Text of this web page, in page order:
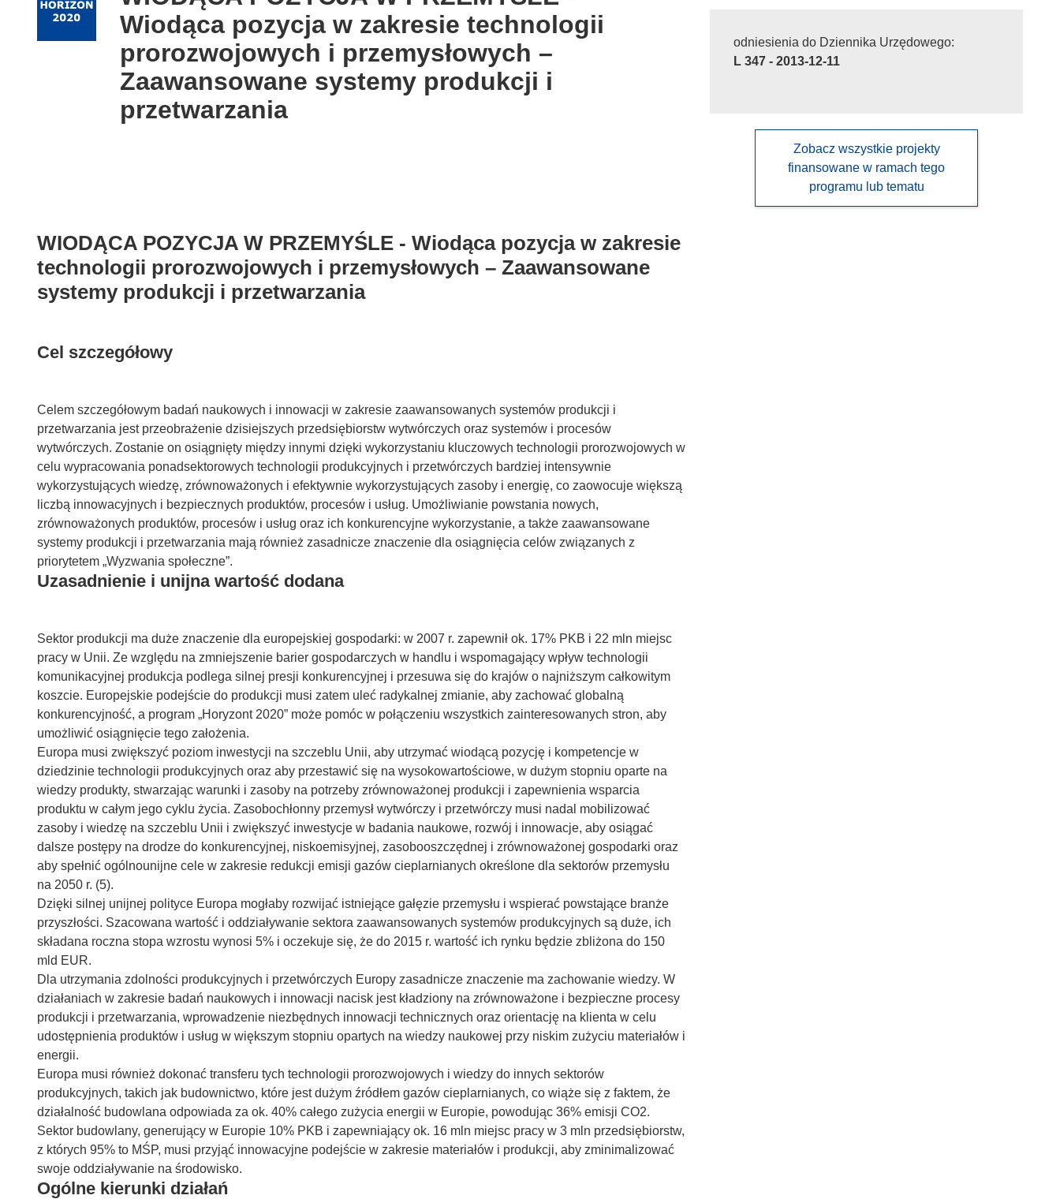
following
languages:
Wiodąca pozycja w zakresie technologii
prorozwojowych i przemysłowych –
Zaawansowane systemy produkcji i
przetwarzania
WIODĄCA POZYCJA W PRZEMYŚLE - Wiodąca pozycja w zakresie
technologii prorozwojowych i przemysłowych – Zaawansowane
systemy produkcji i przetwarzania
Cel szczegółowy
Celem szczegółowym badań naukowych i innowacji w zakresie zaawansowanych systemów produkcji i
przetwarzania jest przeobrażenie dzisiejszych przedsiębiorstw wytwórczych oraz systemów i procesów
wytwórczych. Zostanie on osiągnięty między innymi dzięki wykorzystaniu kluczowych technologii prorozwojowych w
celu wypracowania ponadsektorowych technologii produkcyjnych i przetwórczych bardziej intensywnie
wykorzystujących wiedzę, zrównoważonych i efektywnie wykorzystujących zasoby i energię, co zaowocuje większą
liczbą innowacyjnych i bezpiecznych produktów, procesów i usług. Umożliwianie powstania nowych,
zrównoważonych produktów, procesów i usług oraz ich konkurencyjne wykorzystanie, a także zaawansowane
systemy produkcji i przetwarzania mają również zasadnicze znaczenie dla osiągnięcia celów związanych z
priorytetem „Wyzwania społeczne”.
Uzasadnienie i unijna wartość dodana
Sektor produkcji ma duże znaczenie dla europejskiej gospodarki: w 2007 r. zapewnił ok. 17% PKB i 22 mln miejsc
pracy w Unii. Ze względu na zmniejszenie barier gospodarczych w handlu i wspomagający wpływ technologii
komunikacyjnej produkcja podlega silnej presji konkurencyjnej i przesuwa się do krajów o najniższym całkowitym
koszcie. Europejskie podejście do produkcji musi zatem uleć radykalnej zmianie, aby zachować globalną
konkurencyjność, a program „Horyzont 2020” może pomóc w połączeniu wszystkich zainteresowanych stron, aby
umożliwić osiągnięcie tego założenia.
Europa musi zwiększyć poziom inwestycji na szczeblu Unii, aby utrzymać wiodącą pozycję i kompetencje w
dziedzinie technologii produkcyjnych oraz aby przestawić się na wysokowartościowe, w dużym stopniu oparte na
wiedzy produkty, stwarzając warunki i zasoby na potrzeby zrównoważonej produkcji i zapewnienia wsparcia
produktu w całym jego cyklu życia. Zasobochłonny przemysł wytwórczy i przetwórczy musi nadal mobilizować
zasoby i wiedzę na szczeblu Unii i zwiększyć inwestycje w badania naukowe, rozwój i innowacje, aby osiągać
dalsze postępy na drodze do konkurencyjnej, niskoemisyjnej, zasobooszczędnej i zrównoważonej gospodarki oraz
aby spełnić ogólnounijne cele w zakresie redukcji emisji gazów cieplarnianych określone dla sektorów przemysłu
na 2050 r. (5).
Dzięki silnej unijnej polityce Europa mogłaby rozwijać istniejące gałęzie przemysłu i wspierać powstające branże
przyszłości. Szacowana wartość i oddziaływanie sektora zaawansowanych systemów produkcyjnych są duże, ich
składana roczna stopa wzrostu wynosi 5% i oczekuje się, że do 2015 r. wartość ich rynku będzie zbliżona do 150
mld EUR.
Dla utrzymania zdolności produkcyjnych i przetwórczych Europy zasadnicze znaczenie ma zachowanie wiedzy. W
działaniach w zakresie badań naukowych i innowacji nacisk jest kładziony na zrównoważone i bezpieczne procesy
produkcji i przetwarzania, wprowadzenie niezbędnych innowacji technicznych oraz orientację na klienta w celu
udostępnienia produktów i usług w większym stopniu opartych na wiedzy naukowej przy niskim zużyciu materiałów i
energii.
Europa musi również dokonać transferu tych technologii prorozwojowych i wiedzy do innych sektorów
produkcyjnych, takich jak budownictwo, które jest dużym źródłem gazów cieplarnianych, co wiąże się z faktem, że
działalność budowlana odpowiada za ok. 40% całego zużycia energii w Europie, powodując 36% emisji CO2.
Sektor budowlany, generujący w Europie 10% PKB i zapewniający ok. 16 mln miejsc pracy w 3 mln przedsiębiorstw,
z których 95% to MŚP, musi przyjąć innowacyjne podejście w zakresie materiałów i produkcji, aby zminimalizować
swoje oddziaływanie na środowisko.
Ogólne kierunki działań
odniesienia do Dziennika Urzędowego:
L 347 - 2013-12-11
Zobacz wszystkie projekty
finansowane w ramach tego
programu lub tematu